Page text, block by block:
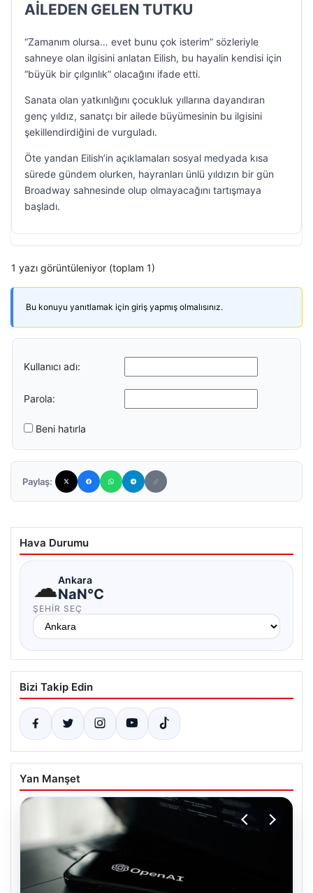
AİLEDEN GELEN TUTKU
“Zamanım olursa… evet bunu çok isterim” sözleriyle
sahneye olan ilgisini anlatan Eilish, bu hayalin kendisi için
“büyük bir çılgınlık” olacağını ifade etti.
Sanata olan yatkınlığını çocukluk yıllarına dayandıran
genç yıldız, sanatçı bir ailede büyümesinin bu ilgisini
şekillendirdiğini de vurguladı.
Öte yandan Eilish’in açıklamaları sosyal medyada kısa
sürede gündem olurken, hayranları ünlü yıldızın bir gün
Broadway sahnesinde olup olmayacağını tartışmaya
başladı.
1 yazı görüntüleniyor (toplam 1)
Bu konuyu yanıtlamak için giriş yapmış olmalısınız.
Kullanıcı adı:
Parola:
Beni hatırla
Paylaş:
Hava Durumu
☁Ankara
NaN°C
ŞEHIR SEÇ
Bizi Takip Edin
Yan Manşet